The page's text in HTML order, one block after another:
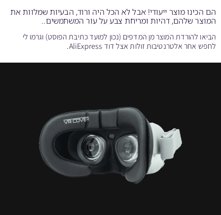
הם הכינו מוצר ייעודי! אבל לא הכל היה ורוד, הבעיות שמלוות את
המוצר שלהם,דהיות ומריחת צבע על עור המשתמשים..
הביאו להורדת המוצר מן המדפים (נכון למועד כתיבת הפוסט) וגרמו לי
לחפש אחר אלטרנטיבות זולות אצל דוד AliExpress.